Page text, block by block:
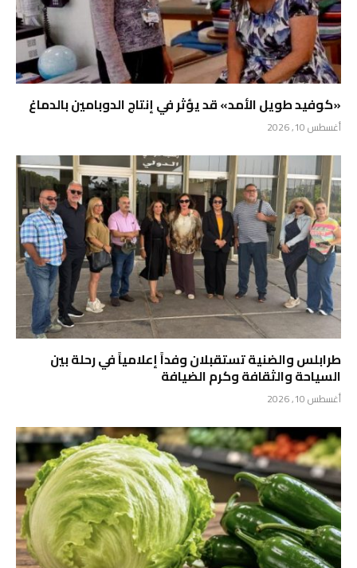
«كوفيد طويل الأمد» قد يؤثر في إنتاج الدوبامين بالدماغ
أغسطس 10, 2026
طرابلس والضنية تستقبلان وفداً إعلامياً في رحلة بين
السياحة والثقافة وكرم الضيافة
أغسطس 10, 2026